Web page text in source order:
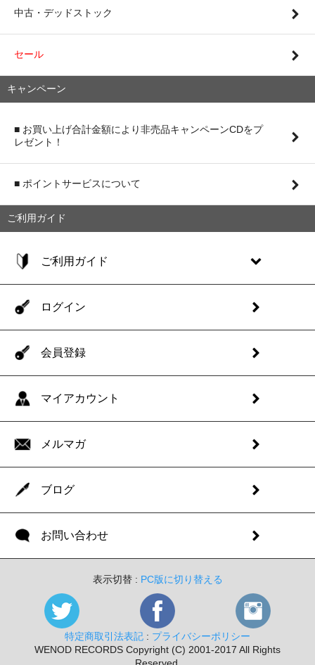
中古・デッドストック
セール
キャンペーン
■ お買い上げ合計金額により非売品キャンペーンCDをプ
レゼント！
■ ポイントサービスについて
ご利用ガイド
ご利用ガイド
ログイン
会員登録
マイアカウント
メルマガ
ブログ
お問い合わせ
表示切替 : PC版に切り替える
特定商取引法表記 : プライバシーポリシー
WENOD RECORDS Copyright (C) 2001-2017 All Rights